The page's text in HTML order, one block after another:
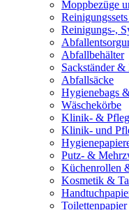
Moppbezüge
Reinigungs-,
Abfallbehälter
Sackständer
Abfallsäcke
Hygienebags
Wäschekörbe
Klinik- &
Klinik- und
Putz- &
Küchenrollen
Kosmetik &
Toilettenpapier